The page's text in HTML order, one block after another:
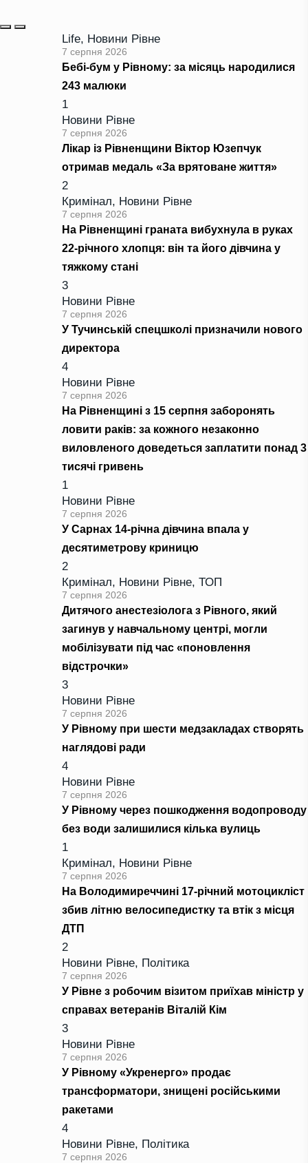
Life, Новини Рівне
7 серпня 2026
Бебі-бум у Рівному: за місяць народилися
243 малюки
1
Новини Рівне
7 серпня 2026
Лікар із Рівненщини Віктор Юзепчук
отримав медаль «За врятоване життя»
2
Кримінал, Новини Рівне
7 серпня 2026
На Рівненщині граната вибухнула в руках
22-річного хлопця: він та його дівчина у
тяжкому стані
3
Новини Рівне
7 серпня 2026
У Тучинській спецшколі призначили нового
директора
4
Новини Рівне
7 серпня 2026
На Рівненщині з 15 серпня заборонять
ловити раків: за кожного незаконно
виловленого доведеться заплатити понад 3
тисячі гривень
1
Новини Рівне
7 серпня 2026
У Сарнах 14-річна дівчина впала у
десятиметрову криницю
2
Кримінал, Новини Рівне, ТОП
7 серпня 2026
Дитячого анестезіолога з Рівного, який
загинув у навчальному центрі, могли
мобілізувати під час «поновлення
відстрочки»
3
Новини Рівне
7 серпня 2026
У Рівному при шести медзакладах створять
наглядові ради
4
Новини Рівне
7 серпня 2026
У Рівному через пошкодження водопроводу
без води залишилися кілька вулиць
1
Кримінал, Новини Рівне
7 серпня 2026
На Володимиреччині 17-річний мотоцикліст
збив літню велосипедистку та втік з місця
ДТП
2
Новини Рівне, Політика
7 серпня 2026
У Рівне з робочим візитом приїхав міністр у
справах ветеранів Віталій Кім
3
Новини Рівне
7 серпня 2026
У Рівному «Укренерго» продає
трансформатори, знищені російськими
ракетами
4
Новини Рівне, Політика
7 серпня 2026